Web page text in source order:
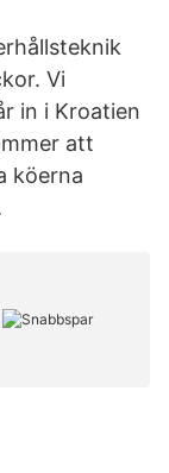
Vi
in i Kroatien
att
köerna